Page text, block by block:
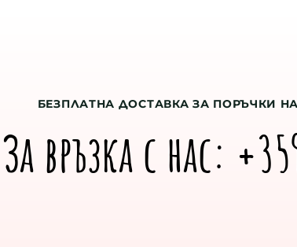
БЕЗПЛАТНА ДОСТАВКА ЗА ПОРЪЧКИ
За връзка с нас: